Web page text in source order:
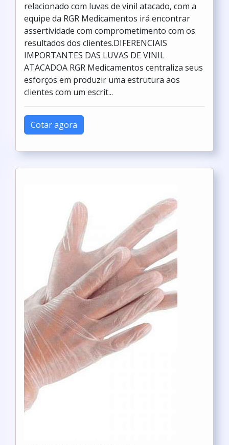
relacionado com luvas de vinil atacado, com a
equipe da RGR Medicamentos irá encontrar
assertividade com comprometimento com os
resultados dos clientes.DIFERENCIAIS
IMPORTANTES DAS LUVAS DE VINIL
ATACADOA RGR Medicamentos centraliza seus
esforços em produzir uma estrutura aos
clientes com um escrit...
Cotar agora